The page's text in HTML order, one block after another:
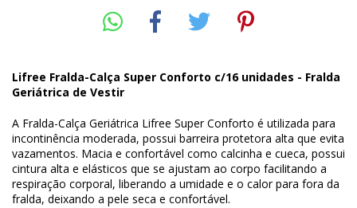
Lifree Fralda-Calça Super Conforto c/16 unidades - Fralda
Geriátrica de Vestir
A Fralda-Calça Geriátrica Lifree Super Conforto é utilizada para
incontinência moderada, possui barreira protetora alta que evita
vazamentos. Macia e confortável como calcinha e cueca, possui
cintura alta e elásticos que se ajustam ao corpo facilitando a
respiração corporal, liberando a umidade e o calor para fora da
fralda, deixando a pele seca e confortável.